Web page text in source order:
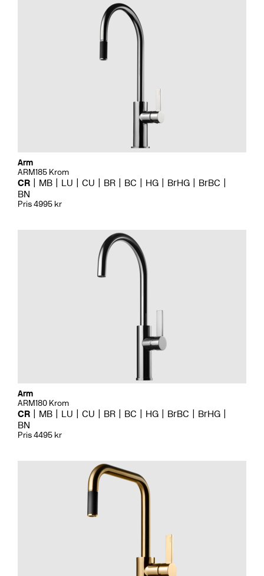
Arm
ARM185 Krom
CR MB LU CU BR BC HG BrHG
BrBC
BN
Pris 4995 kr
Arm
ARM180 Krom
CR MB LU CU BR BC HG BrBC
BrHG
BN
Pris 4495 kr